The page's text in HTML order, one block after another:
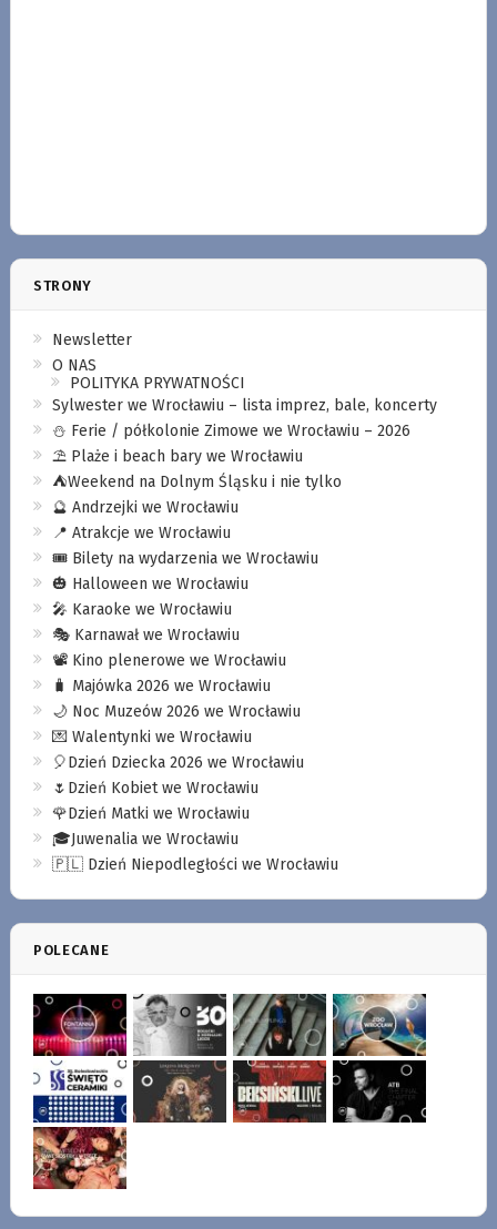
STRONY
Newsletter
O NAS
POLITYKA PRYWATNOŚCI
Sylwester we Wrocławiu – lista imprez, bale, koncerty
⛄️ Ferie / półkolonie Zimowe we Wrocławiu – 2026
⛱️ Plaże i beach bary we Wrocławiu
⛺️Weekend na Dolnym Śląsku i nie tylko
🔮 Andrzejki we Wrocławiu
📍 Atrakcje we Wrocławiu
🎟️ Bilety na wydarzenia we Wrocławiu
🎃 Halloween we Wrocławiu
🎤 Karaoke we Wrocławiu
🎭 Karnawał we Wrocławiu
📽️ Kino plenerowe we Wrocławiu
🧳 Majówka 2026 we Wrocławiu
🌙 Noc Muzeów 2026 we Wrocławiu
💌 Walentynki we Wrocławiu
🎈Dzień Dziecka 2026 we Wrocławiu
🌷Dzień Kobiet we Wrocławiu
🌹Dzień Matki we Wrocławiu
🎓Juwenalia we Wrocławiu
🇵🇱 Dzień Niepodległości we Wrocławiu
POLECANE